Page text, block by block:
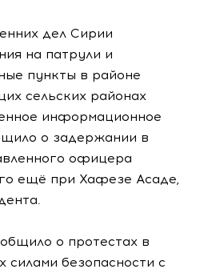
дел Сирии
на патрули и
пункты в районе
сельских районах
информационное
о задержании в
офицера
ещё при Хафезе Асаде,
о протестах в
силами безопасности с